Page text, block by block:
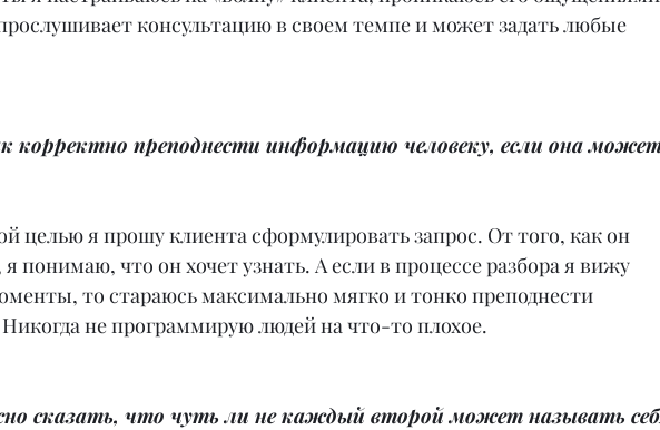
консультацию в своем темпе и может задать любые
корректно преподнести информацию человеку, если она
целью я прошу клиента сформулировать запрос. От того, как он
я понимаю, что он хочет узнать. А если в процессе разбора я вижу
то стараюсь максимально мягко и тонко преподнести
не программирую людей на что-то плохое.
сказать, что чуть ли не каждый второй может называть